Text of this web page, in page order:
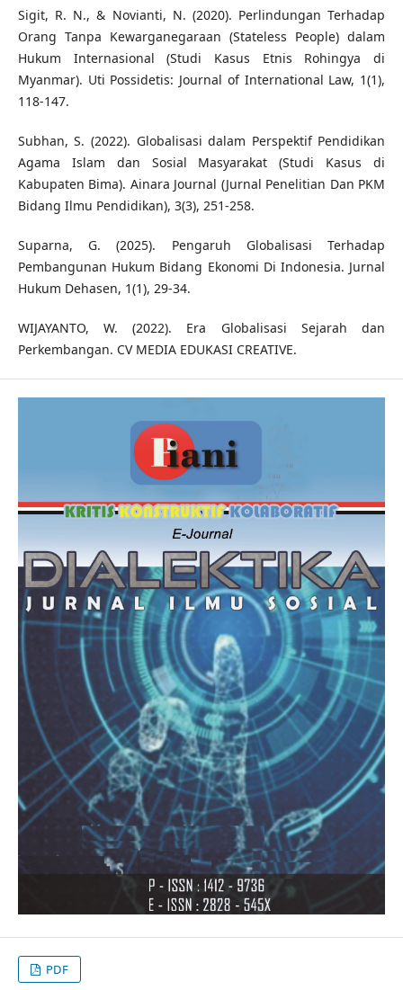
Sigit, R. N., & Novianti, N. (2020). Perlindungan Terhadap
Orang Tanpa Kewarganegaraan (Stateless People) dalam
Hukum Internasional (Studi Kasus Etnis Rohingya di
Myanmar). Uti Possidetis: Journal of International Law, 1(1),
118-147.
Subhan, S. (2022). Globalisasi dalam Perspektif Pendidikan
Agama Islam dan Sosial Masyarakat (Studi Kasus di
Kabupaten Bima). Ainara Journal (Jurnal Penelitian Dan PKM
Bidang Ilmu Pendidikan), 3(3), 251-258.
Suparna, G. (2025). Pengaruh Globalisasi Terhadap
Pembangunan Hukum Bidang Ekonomi Di Indonesia. Jurnal
Hukum Dehasen, 1(1), 29-34.
WIJAYANTO, W. (2022). Era Globalisasi Sejarah dan
Perkembangan. CV MEDIA EDUKASI CREATIVE.
PDF